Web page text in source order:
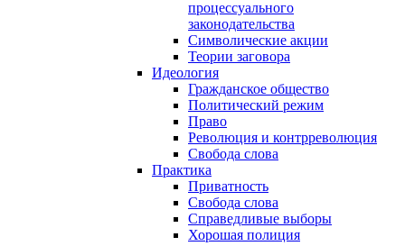
процессуального
законодательства
Символические акции
Теории заговора
Идеология
Гражданское общество
Политический режим
Право
Революция и контрреволюция
Свобода слова
Практика
Приватность
Свобода слова
Справедливые выборы
Хорошая полиция